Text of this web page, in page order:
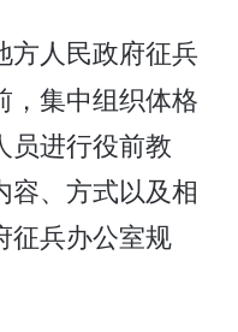
人民政府征兵
，集中组织体格
员进行役前教
容、方式以及相
征兵办公室规